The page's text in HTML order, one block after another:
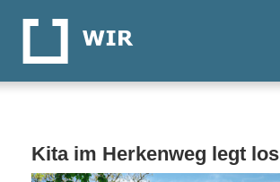
Kita im Herkenweg legt los